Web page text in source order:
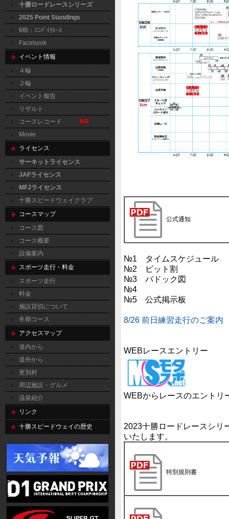
十勝ロードレースシリーズ
2025 Point Standings
MB：ﾐﾆﾊﾞｲｸﾚｰｽ
Facebook
イベント情報
４輪
２輪
イベント報告
リザルト
コースレコード
NR
Movie
ライセンス
サーキットライセンス
JAFライセンス
MFJライセンス
十勝スピードウェイクラブ
コースマップ
コース図
コース概要
設備案内
スポーツ走行・料金
スポーツ走行
料金
施設貸切について
冬期コース
アクセスマップ
道内から
道外から
更別村
周辺施設・グルメ
温泉紹介
リンク
十勝スピードウェイの歴史
公式通知
№1 タイムスケジュール
№2 ピット割
№3 パドック図
№4
№5 公式掲示板
8/26 前日練習走行のご案内
WEBレースエントリー
WEBからレースのエントリ
2023十勝ロードレースシ
いたします。
特別規則書